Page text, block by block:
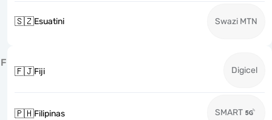
🇸🇿Esuatini Swazi MTN
F
🇫🇯Fiji Digicel
🇵🇭Filipinas SMART